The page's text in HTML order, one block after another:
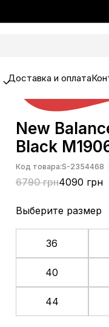
Доставка и оплата
New
Black
Код товара:S-2354468
6790 грн4090 грн
Выберите размер
36
40
44